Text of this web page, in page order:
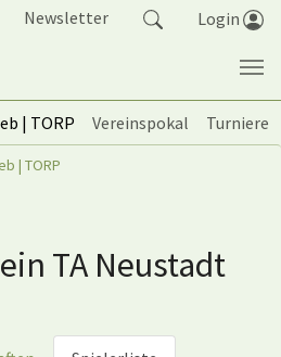
Newsletter Login
| TORP Vereinspokal
Turniere
| TORP
TA Neustadt